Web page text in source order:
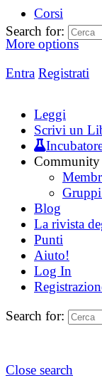
Corsi
More options
Entra Registrati
Search for:
Leggi
Scrivi un
Community
Blog
La rivista
Punti
Aiuto!
Log In
Search for:
Close search